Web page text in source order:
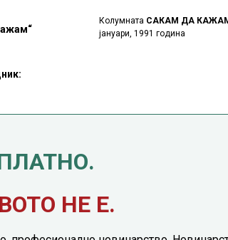
со закон.
од оваа
Колумната САКАМ ДА
јануари, 1991 година
НЕ Е.